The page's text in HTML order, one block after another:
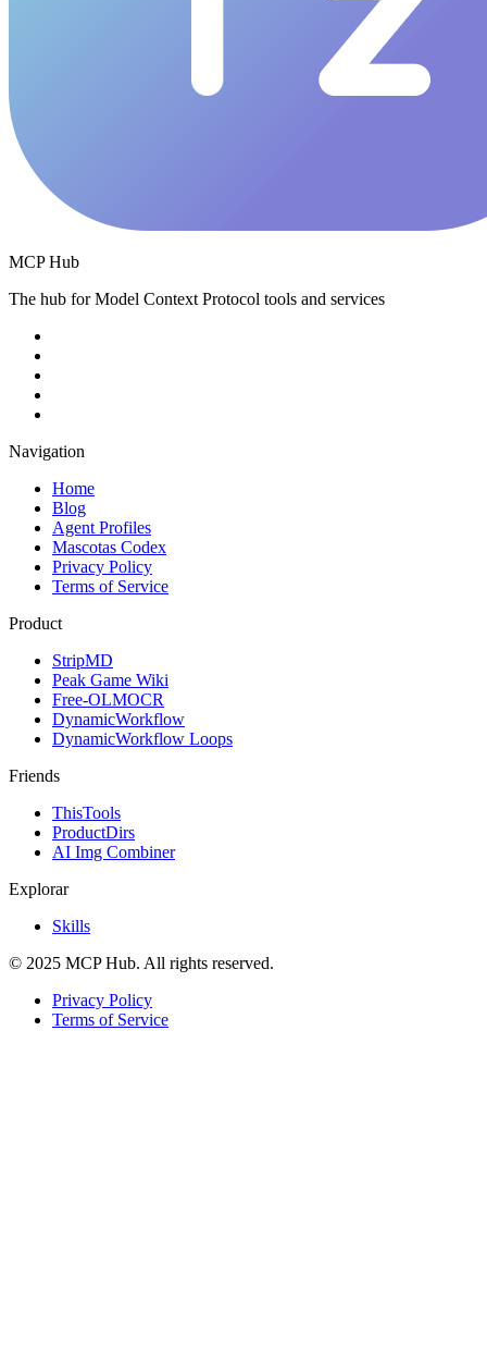
MCP Hub
The hub for Model Context Protocol tools and services
Navigation
Home
Blog
Agent Profiles
Mascotas Codex
Privacy Policy
Terms of Service
Product
StripMD
Peak Game Wiki
Free-OLMOCR
DynamicWorkflow
DynamicWorkflow Loops
Friends
ThisTools
ProductDirs
AI Img Combiner
Explorar
Skills
© 2025 MCP Hub. All rights reserved.
Privacy Policy
Terms of Service